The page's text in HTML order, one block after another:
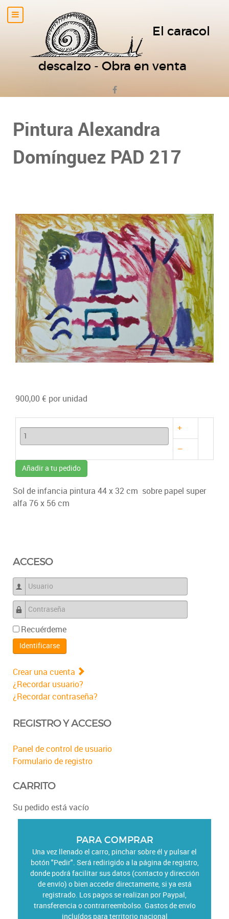
El caracol
descalzo - Obra en venta
Pintura Alexandra
Domínguez PAD 217
900,00 € por unidad
+
–
Añadir a tu pedido
Sol de infancia pintura 44 x 32 cm sobre papel super
alfa 76 x 56 cm
ACCESO
Usuario
Contraseña
Recuérdeme
Identificarse
Crear una cuenta
¿Recordar usuario?
¿Recordar contraseña?
REGISTRO Y ACCESO
Panel de control de usuario
Formulario de registro
CARRITO
Su pedido está vacío
PARA COMPRAR
Una vez llenado el carro, pinchar sobre él y pulsar el
botón "Pedir". Será redirigido a la página de registro,
donde podrá facilitar sus datos (contacto y dirección
de envío) o bien acceder directamente, si ya está
registrado. Los pagos se realizan por Paypal,
transferencia o contrarreembolso. Gastos de envío
incluídos para territorio nacional